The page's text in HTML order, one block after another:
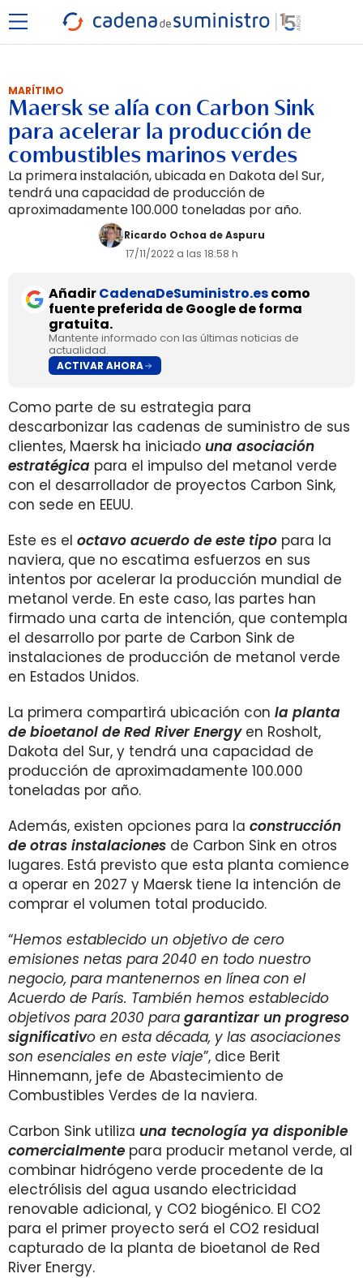
MARÍTIMO
Maersk se alía con Carbon Sink
para acelerar la producción de
combustibles marinos verdes
La primera instalación, ubicada en Dakota del Sur,
tendrá una capacidad de producción de
aproximadamente 100.000 toneladas por año.
Ricardo Ochoa de Aspuru
17/11/2022 a las 18:58 h
AñadirCadenaDeSuministro.escomo
fuente preferida de Google de forma
gratuita.
Mantente informado con las últimas noticias de
actualidad.
ACTIVAR AHORA
Como parte de su estrategia para
descarbonizar las cadenas de suministro de sus
clientes, Maersk ha iniciado una asociación
estratégica para el impulso del metanol verde
con el desarrollador de proyectos Carbon Sink,
con sede en EEUU.
Este es el octavo acuerdo de este tipo para la
naviera, que no escatima esfuerzos en sus
intentos por acelerar la producción mundial de
metanol verde. En este caso, las partes han
firmado una carta de intención, que contempla
el desarrollo por parte de Carbon Sink de
instalaciones de producción de metanol verde
en Estados Unidos.
La primera compartirá ubicación con la planta
de bioetanol de Red River Energyen Rosholt,
Dakota del Sur, y tendrá una capacidad de
producción de aproximadamente 100.000
toneladas por año.
Además, existen opciones para la construcción
de otras instalaciones de Carbon Sink en otros
lugares. Está previsto que esta planta comience
a operar en 2027 y Maersk tiene la intención de
comprar el volumen total producido.
“Hemos establecido un objetivo de cero
emisiones netas para 2040 en todo nuestro
negocio, para mantenernos en línea con el
Acuerdo de París. También hemos establecido
objetivos para 2030 para garantizar un progreso
significativo en esta década, y las asociaciones
son esenciales en este viaje”, dice Berit
Hinnemann, jefe de Abastecimiento de
Combustibles Verdes de la naviera.
Carbon Sink utiliza una tecnología ya disponible
comercialmente para producir metanol verde, al
combinar hidrógeno verde procedente de la
electrólisis del agua usando electricidad
renovable adicional, y CO2 biogénico. El CO2
para el primer proyecto será el CO2 residual
capturado de la planta de bioetanol de Red
River Energy.